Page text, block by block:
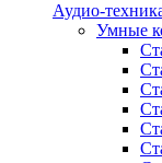
Аудио-
Умные